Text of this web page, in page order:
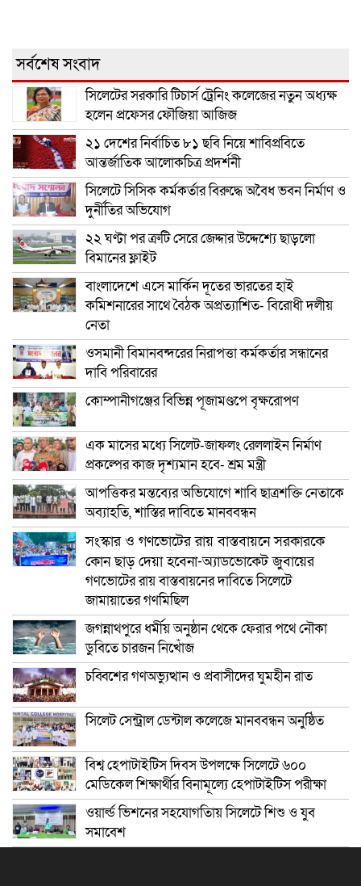
সর্বশেষ সংবাদ
সিলেটের সরকারি টিচার্স ট্রেনিং কলেজের নতুন অধ্যক্ষ
হলেন প্রফেসর ফৌজিয়া আজিজ
২১ দেশের নির্বাচিত ৮১ ছবি নিয়ে শাবিপ্রবিতে
আন্তর্জাতিক আলোকচিত্র প্রদর্শনী
সিলেটে সিসিক কর্মকর্তার বিরুদ্ধে অবৈধ ভবন নির্মাণ ও
দুর্নীতির অভিযোগ
২২ ঘণ্টা পর ত্রুটি সেরে জেদ্দার উদ্দেশ্যে ছাড়লো
বিমানের ফ্লাইট
বাংলাদেশে এসে মার্কিন দূতের ভারতের হাই
কমিশনারের সাথে বৈঠক অপ্রত্যাশিত- বিরোধী দলীয়
নেতা
ওসমানী বিমানবন্দরের নিরাপত্তা কর্মকর্তার সন্ধানের
দাবি পরিবারের
কোম্পানীগঞ্জের বিভিন্ন পূজামণ্ডপে বৃক্ষরোপণ
এক মাসের মধ্যে সিলেট-জাফলং রেললাইন নির্মাণ
প্রকল্পের কাজ দৃশ্যমান হবে- শ্রম মন্ত্রী
আপত্তিকর মন্তব্যের অভিযোগে শাবি ছাত্রশক্তি নেতাকে
অব্যাহতি, শাস্তির দাবিতে মানববন্ধন
সংস্কার ও গণভোটের রায় বাস্তবায়নে সরকারকে
কোন ছাড় দেয়া হবেনা-অ্যাডভোকেট জুবায়ের
গণভোটের রায় বাস্তবায়নের দাবিতে সিলেটে
জামায়াতের গণমিছিল
জগন্নাথপুরে ধর্মীয় অনুষ্ঠান থেকে ফেরার পথে নৌকা
ডুবিতে চারজন নিখোঁজ
চব্বিশের গণঅভ্যুত্থান ও প্রবাসীদের ঘুমহীন রাত
সিলেট সেন্ট্রাল ডেন্টাল কলেজে মানববন্ধন অনুষ্ঠিত
বিশ্ব হেপাটাইটিস দিবস উপলক্ষে সিলেটে ৬০০
মেডিকেল শিক্ষার্থীর বিনামূল্যে হেপাটাইটিস পরীক্ষা
ওয়ার্ল্ড ভিশনের সহযোগতিায় সিলেটে শিশু ও যুব
সমাবেশ